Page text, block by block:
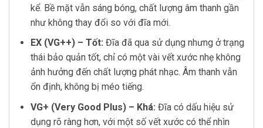
kể. Bề mặt vẫn sáng bóng, chất lượng âm thanh gần
như không thay đổi so với đĩa mới.
EX (VG++) – Tốt: Đĩa đã qua sử dụng nhưng ở trạng
thái bảo quản tốt, chỉ có một vài vết xước nhẹ không
ảnh hưởng đến chất lượng phát nhạc. Âm thanh vẫn
ổn định, không bị méo tiếng.
VG+ (Very Good Plus) – Khá: Đĩa có dấu hiệu sử
dụng rõ ràng hơn, với một số vết xước có thể nhìn